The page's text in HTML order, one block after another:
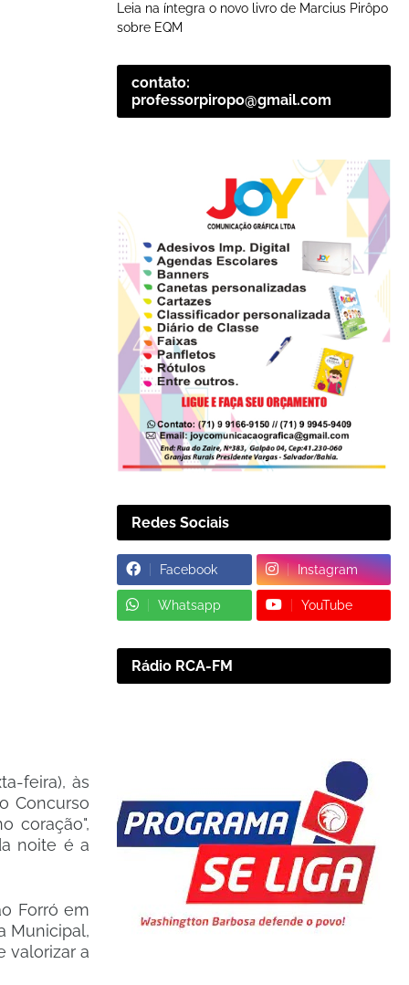
feira), às
Concurso
coração",
noite é a
Forró em
Municipal,
valorizar a
Leia na íntegra o novo livro de Marcius Pirôpo
sobre EQM
contato:
professorpiropo@gmail.com
Redes Sociais
Facebook Instagram
Whatsapp YouTube
Rádio RCA-FM